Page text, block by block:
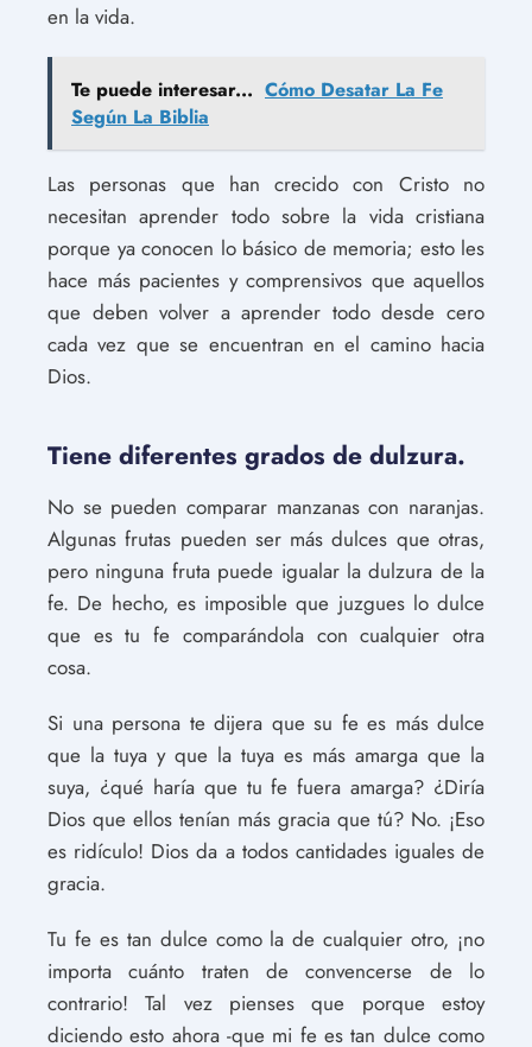
en la vida.
Te puede interesar... Cómo Desatar La Fe
Según La Biblia
Las personas que han crecido con Cristo no
necesitan aprender todo sobre la vida cristiana
porque ya conocen lo básico de memoria; esto les
hace más pacientes y comprensivos que aquellos
que deben volver a aprender todo desde cero
cada vez que se encuentran en el camino hacia
Dios.
Tiene diferentes grados de dulzura.
No se pueden comparar manzanas con naranjas.
Algunas frutas pueden ser más dulces que otras,
pero ninguna fruta puede igualar la dulzura de la
fe. De hecho, es imposible que juzgues lo dulce
que es tu fe comparándola con cualquier otra
cosa.
Si una persona te dijera que su fe es más dulce
que la tuya y que la tuya es más amarga que la
suya, ¿qué haría que tu fe fuera amarga? ¿Diría
Dios que ellos tenían más gracia que tú? No. ¡Eso
es ridículo! Dios da a todos cantidades iguales de
gracia.
Tu fe es tan dulce como la de cualquier otro, ¡no
importa cuánto traten de convencerse de lo
contrario! Tal vez pienses que porque estoy
diciendo esto ahora -que mi fe es tan dulce como